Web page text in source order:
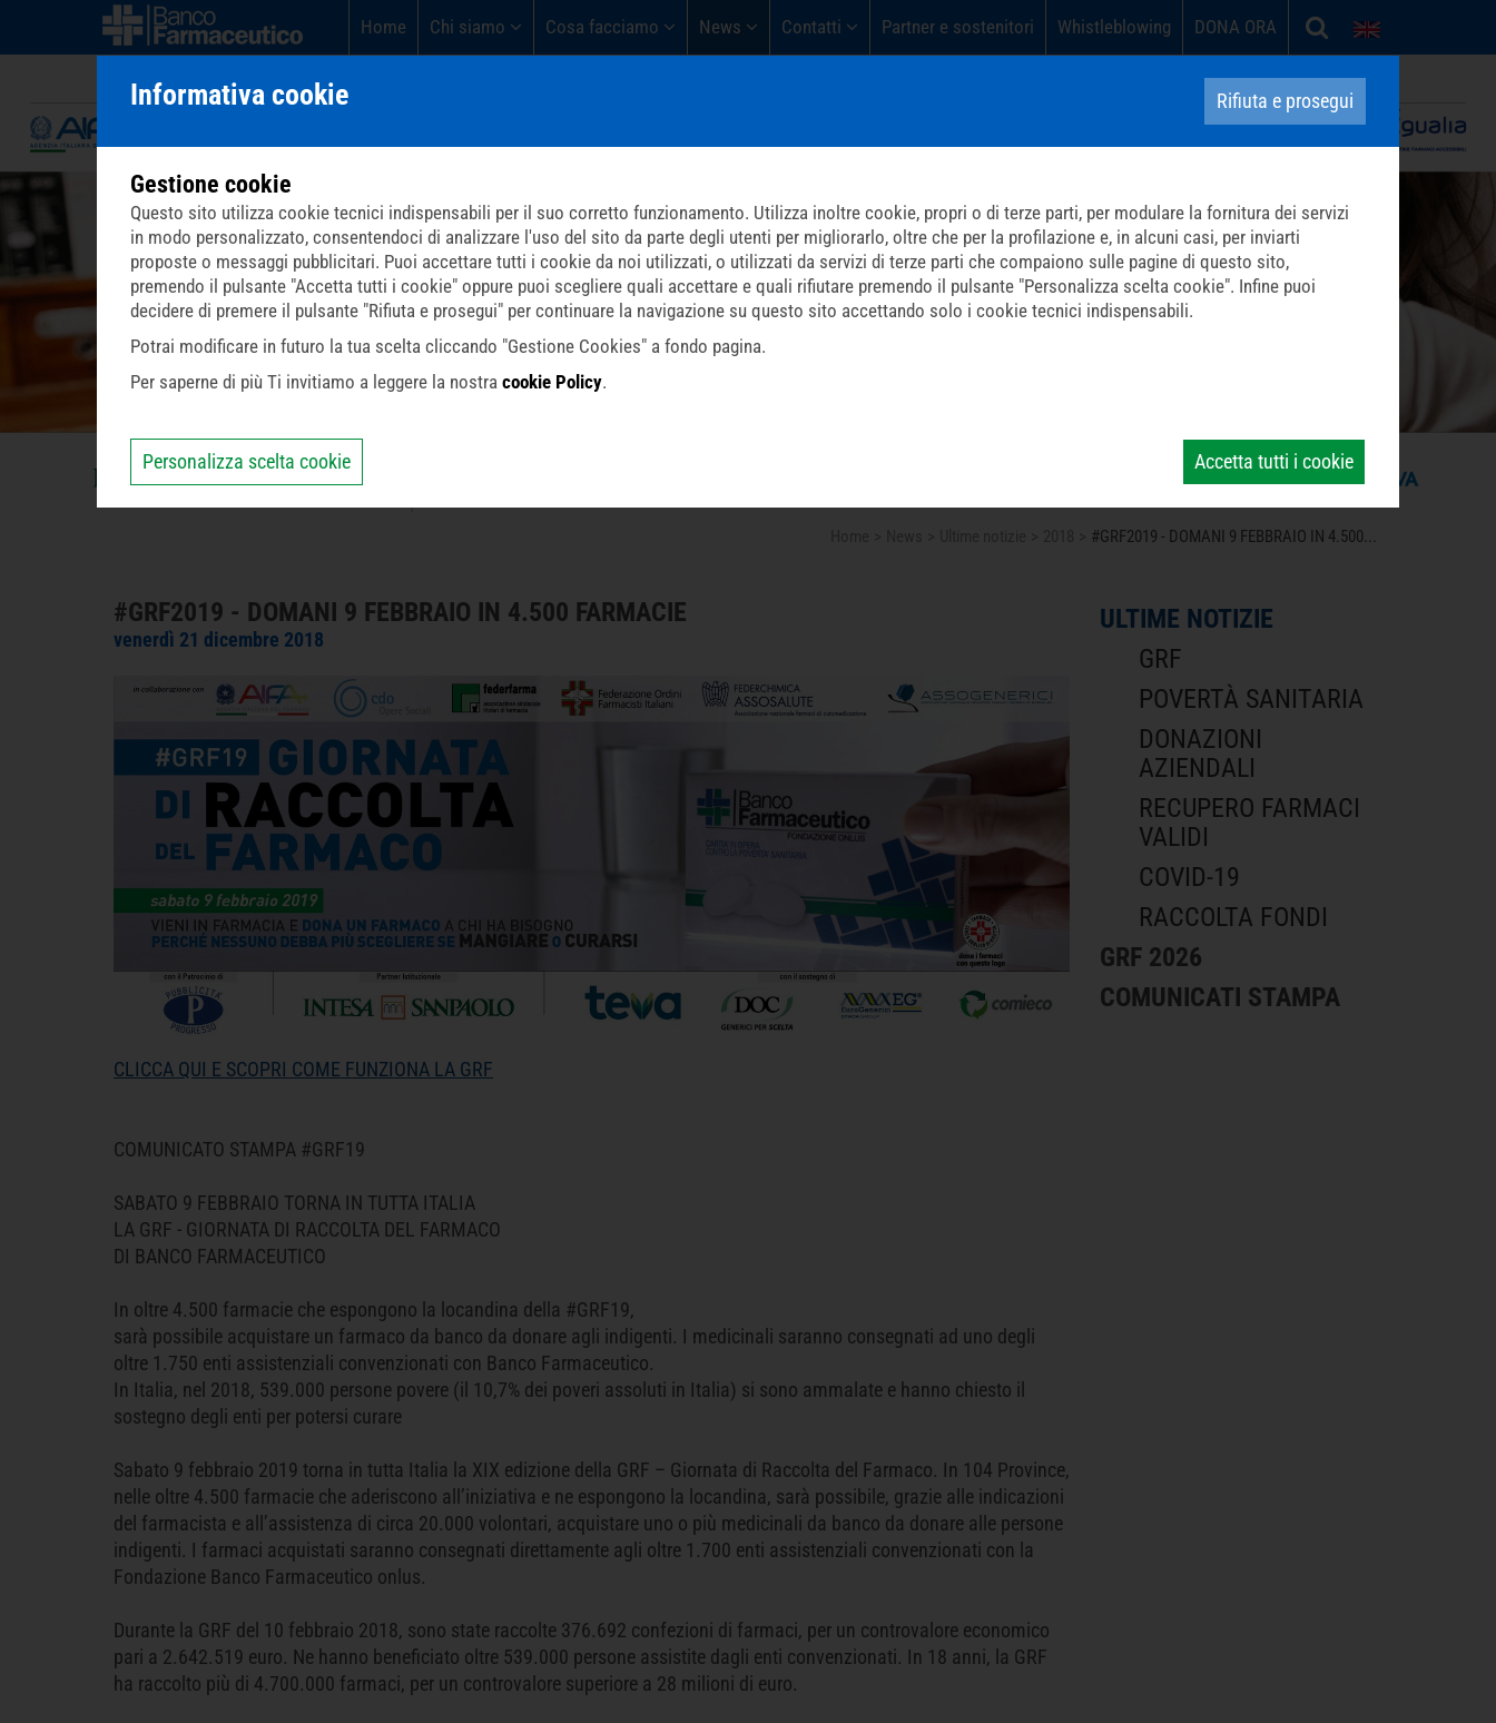
Home Chi siamo Cosa facciamo News Contatti Partner e sostenitori Whistleblowing DONA ORA
Carità in opera contro la povertà sanitaria
#GRF2019 - DOMANI 9 FEBBRAIO IN 4.500...
#GRF2019 - DOMANI 9 FEBBRAIO IN 4.500 FARMACIE
venerdì 21 dicembre 2018
CLICCA QUI E SCOPRI COME FUNZIONA LA GRF
COMUNICATO STAMPA #GRF19
SABATO 9 FEBBRAIO TORNA IN TUTTA ITALIA
LA GRF - GIORNATA DI RACCOLTA DEL FARMACO
DI BANCO FARMACEUTICO
In oltre 4.500 farmacie che espongono la locandina della #GRF19,
sarà possibile acquistare un farmaco da banco da donare agli indigenti. I medicinali saranno consegnati ad uno degli
oltre 1.750 enti assistenziali convenzionati con Banco Farmaceutico.
In Italia, nel 2018, 539.000 persone povere (il 10,7% dei poveri assoluti in Italia) si sono ammalate e hanno chiesto il
sostegno degli enti per potersi curare
Sabato 9 febbraio 2019 torna in tutta Italia la XIX edizione della GRF – Giornata di Raccolta del Farmaco. In 104 Province,
nelle oltre 4.500 farmacie che aderiscono all’iniziativa e ne espongono la locandina, sarà possibile, grazie alle indicazioni
del farmacista e all’assistenza di circa 20.000 volontari, acquistare uno o più medicinali da banco da donare alle persone
indigenti. I farmaci acquistati saranno consegnati direttamente agli oltre 1.700 enti assistenziali convenzionati con la
Fondazione Banco Farmaceutico onlus.
Durante la GRF del 10 febbraio 2018, sono state raccolte 376.692 confezioni di farmaci, per un controvalore economico
pari a 2.642.519 euro. Ne hanno beneficiato oltre 539.000 persone assistite dagli enti convenzionati. In 18 anni, la GRF
ha raccolto più di 4.700.000 farmaci, per un controvalore superiore a 28 milioni di euro.
ULTIME NOTIZIE
GRF
POVERTÀ SANITARIA
DONAZIONI
AZIENDALI
RECUPERO FARMACI
VALIDI
COVID-19
RACCOLTA FONDI
GRF 2026
COMUNICATI STAMPA
Informativa cookie Rifiuta e prosegui
Gestione cookie
Questo sito utilizza cookie tecnici indispensabili per il suo corretto funzionamento. Utilizza inoltre cookie, propri o di terze parti, per modulare la fornitura dei servizi
in modo personalizzato, consentendoci di analizzare l'uso del sito da parte degli utenti per migliorarlo, oltre che per la profilazione e, in alcuni casi, per inviarti
proposte o messaggi pubblicitari. Puoi accettare tutti i cookie da noi utilizzati, o utilizzati da servizi di terze parti che compaiono sulle pagine di questo sito,
premendo il pulsante "Accetta tutti i cookie" oppure puoi scegliere quali accettare e quali rifiutare premendo il pulsante "Personalizza scelta cookie". Infine puoi
decidere di premere il pulsante "Rifiuta e prosegui" per continuare la navigazione su questo sito accettando solo i cookie tecnici indispensabili.
Potrai modificare in futuro la tua scelta cliccando "Gestione Cookies" a fondo pagina.
Per saperne di più Ti invitiamo a leggere la nostra cookie Policy.
Personalizza scelta cookie Accetta tutti i cookie